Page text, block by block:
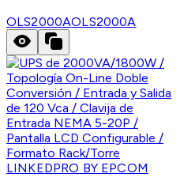
OLS2000AOLS2000A
LINKEDPRO BY EPCOM